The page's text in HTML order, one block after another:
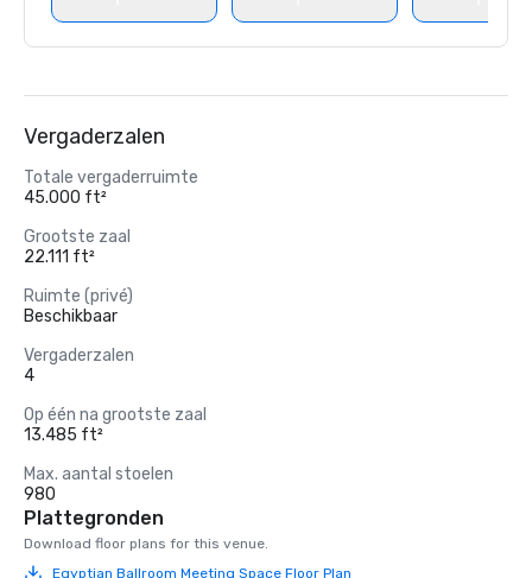
Vergaderzalen
Totale vergaderruimte
45.000 ft²
Grootste zaal
22.111 ft²
Ruimte (privé)
Beschikbaar
Vergaderzalen
4
Op één na grootste zaal
13.485 ft²
Max. aantal stoelen
980
Plattegronden
Download floor plans for this venue.
Egyptian Ballroom Meeting Space Floor Plan